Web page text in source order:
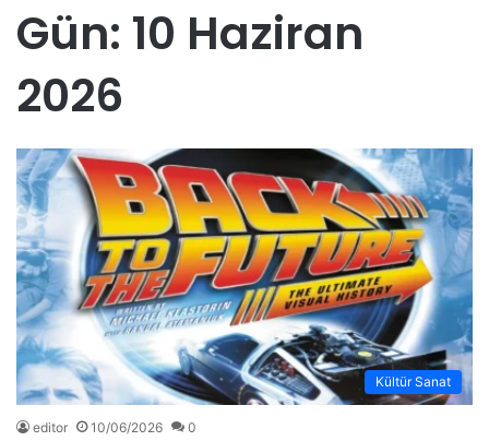
Gün: 10 Haziran
2026
Kültür Sanat
editor 10/06/2026 0